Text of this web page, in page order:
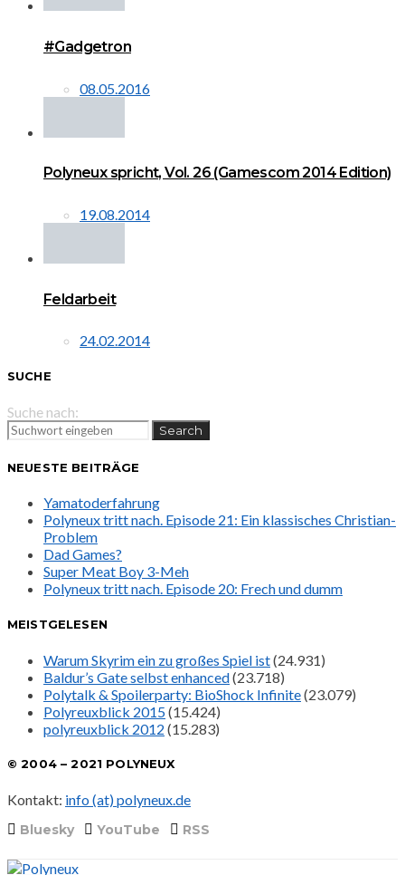
#Gadgetron
08.05.2016
Polyneux spricht, Vol. 26 (Gamescom 2014 Edition)
19.08.2014
Feldarbeit
24.02.2014
SUCHE
Suche nach:
Search
NEUESTE BEITRÄGE
Yamatoderfahrung
Polyneux tritt nach. Episode 21: Ein klassisches Christian-
Problem
Dad Games?
Super Meat Boy 3-Meh
Polyneux tritt nach. Episode 20: Frech und dumm
MEISTGELESEN
Warum Skyrim ein zu großes Spiel ist(24.931)
Baldur’s Gate selbst enhanced(23.718)
Polytalk & Spoilerparty: BioShock Infinite(23.079)
Polyreuxblick 2015(15.424)
polyreuxblick 2012 (15.283)
© 2004 – 2021 POLYNEUX
Kontakt: info (at) polyneux.de
Bluesky YouTube RSS